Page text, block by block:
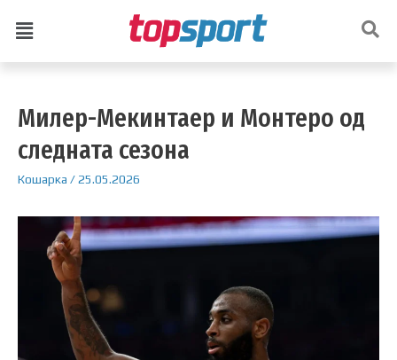
Милер-Мекинтаер и Монтеро од
следната сезона
Кошарка /25.05.2026